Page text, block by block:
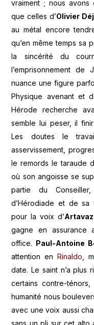
vraiment ; nous avons
que celles d’Olivier
au métal encore
qu’en même temps sa
la sincérité du
l’emprisonnement de
nuance une figure
Physique avenant et
Hérode recherche
semble lui peser, il
Les doutes le
asservissement,
le remords le taraude
où son angoisse se
partie du
d’Hérodiade et de sa
pour la voix d’
gagne en
office. Paul-Antoine
attention enRinaldo ,
date. Le saint n’a plus
certains contre-
humanité nous
avec une voix aussi
sans un pli sur cet alto